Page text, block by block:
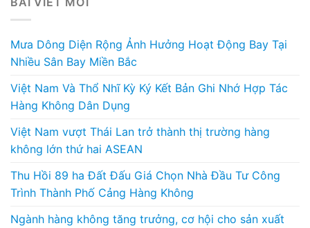
Mưa Dông Diện Rộng Ảnh Hưởng Hoạt Động Bay Tại
Nhiều Sân Bay Miền Bắc
Việt Nam Và Thổ Nhĩ Kỳ Ký Kết Bản Ghi Nhớ Hợp Tác
Hàng Không Dân Dụng
Việt Nam vượt Thái Lan trở thành thị trường hàng
không lớn thứ hai ASEAN
Thu Hồi 89 ha Đất Đấu Giá Chọn Nhà Đầu Tư Công
Trình Thành Phố Cảng Hàng Không
Ngành hàng không tăng trưởng, cơ hội cho sản xuất